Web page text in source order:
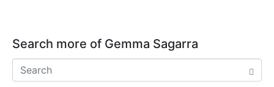
Search more of Gemma Sagarra